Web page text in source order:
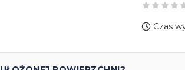
Czas